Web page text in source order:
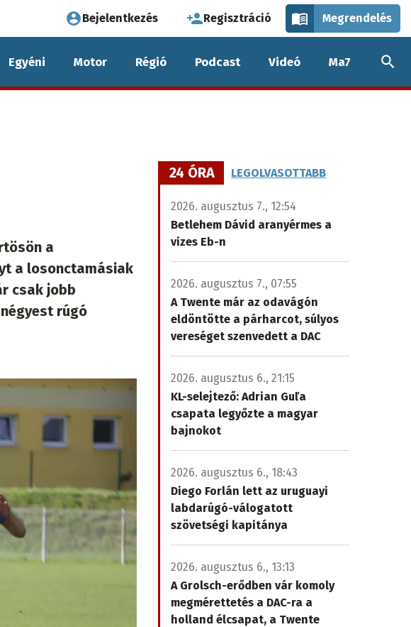
Felhasználói
fiók
menüje
Bejelentkezés Regisztráció Megrendelés
Egyéni Motor Régió Podcast Videó Ma7
a
a losonctamásiak
csak jobb
rúgó
24 ÓRA LEGOLVASOTTABB
2026. augusztus 7., 12:54
Betlehem Dávid aranyérmes a
vizes Eb-n
2026. augusztus 7., 07:55
A Twente már az odavágón
eldöntötte a párharcot, súlyos
vereséget szenvedett a DAC
2026. augusztus 6., 21:15
KL-selejtező: Adrian Guľa
csapata legyőzte a magyar
bajnokot
2026. augusztus 6., 18:43
Diego Forlán lett az uruguayi
labdarúgó-válogatott
szövetségi kapitánya
2026. augusztus 6., 13:13
A Grolsch-erődben vár komoly
megmérettetés a DAC-ra a
holland élcsapat, a Twente